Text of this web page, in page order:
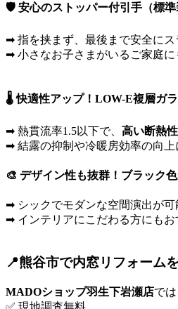
🛡️ 安心のストッパー付引手（標準
➡ 指を挟まず、最後まで安全にス
➡ 小さなお子さまがいるご家庭に
🌡️ 快適性アップ！LOW-E複層ガラ
➡ 熱貫流率1.5以下で、 高い断熱性
➡ 結露の抑制や冷暖房効率の向
🎨 デザイン性も抜群！ブラック
➡ シックでモダンな空間演出が可
➡ インテリアにこだわる方にもお
📍熊谷市で内窓リフォーム
MADOショップ羽生下岩瀬店では
✅ 現地調査無料